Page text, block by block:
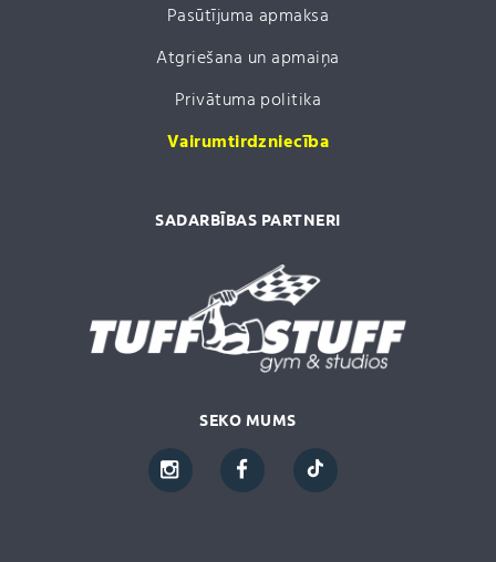
Pasūtījuma apmaksa
Atgriešana un apmaiņa
Privātuma politika
Vairumtirdzniecība
SADARBĪBAS PARTNERI
SEKO MUMS